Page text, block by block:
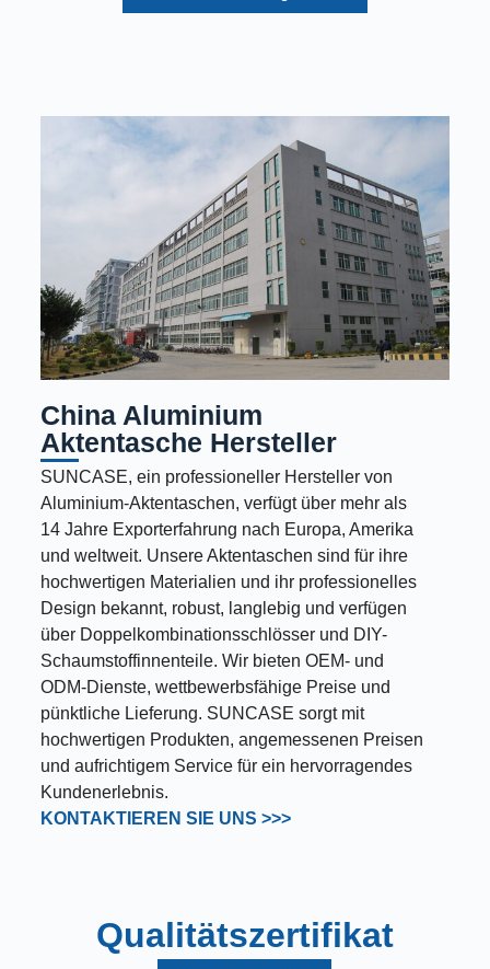
China Aluminium
Aktentasche Hersteller
SUNCASE, ein professioneller Hersteller von
Aluminium-Aktentaschen, verfügt über mehr als
14 Jahre Exporterfahrung nach Europa, Amerika
und weltweit. Unsere Aktentaschen sind für ihre
hochwertigen Materialien und ihr professionelles
Design bekannt, robust, langlebig und verfügen
über Doppelkombinationsschlösser und DIY-
Schaumstoffinnenteile. Wir bieten OEM- und
ODM-Dienste, wettbewerbsfähige Preise und
pünktliche Lieferung. SUNCASE sorgt mit
hochwertigen Produkten, angemessenen Preisen
und aufrichtigem Service für ein hervorragendes
Kundenerlebnis.
KONTAKTIEREN SIE UNS >>>
Qualitätszertifikat